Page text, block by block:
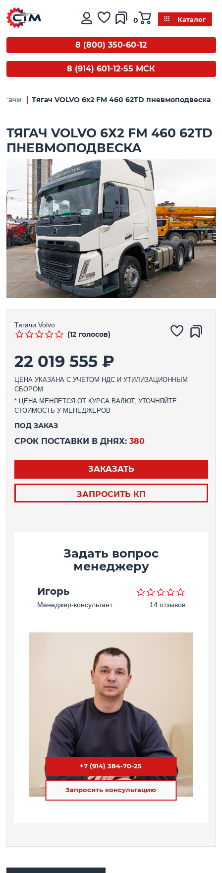
0 Каталог
8 (800) 350-60-12
8 (914) 601-12-55 МСК
Тягач VOLVO 6х2 FM 460 62TD пневмоподвеска
ТЯГАЧ VOLVO 6Х2 FM 460 62TD
ПНЕВМОПОДВЕСКА
Тягачи Volvo
(12 голосов)
22 019 555 ₽
ЦЕНА УКАЗАНА С УЧЕТОМ НДС И УТИЛИЗАЦИОННЫМ
СБОРОМ
*ЦЕНА МЕНЯЕТСЯ ОТ КУРСА ВАЛЮТ, УТОЧНЯЙТЕ
СТОИМОСТЬ У МЕНЕДЖЕРОВ
ПОД ЗАКАЗ
СРОК ПОСТАВКИ В ДНЯХ: 380
ЗАКАЗАТЬ
ЗАПРОСИТЬ КП
Задать вопрос
менеджеру
Игорь
Менеджер-консультант 14 отзывов
+7 (914) 384-70-25
Запросить консультацию